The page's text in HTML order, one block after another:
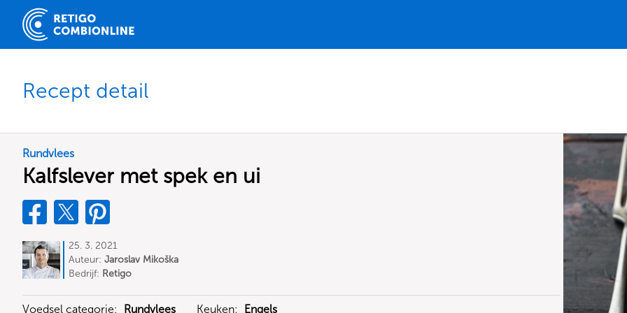
Recept detail
Rundvlees
Kalfslever met spek en ui
25. 3. 2021
Auteur: Jaroslav Mikoška
Bedrijf: Retigo
Voedsel categorie: Rundvlees Keuken: Engels